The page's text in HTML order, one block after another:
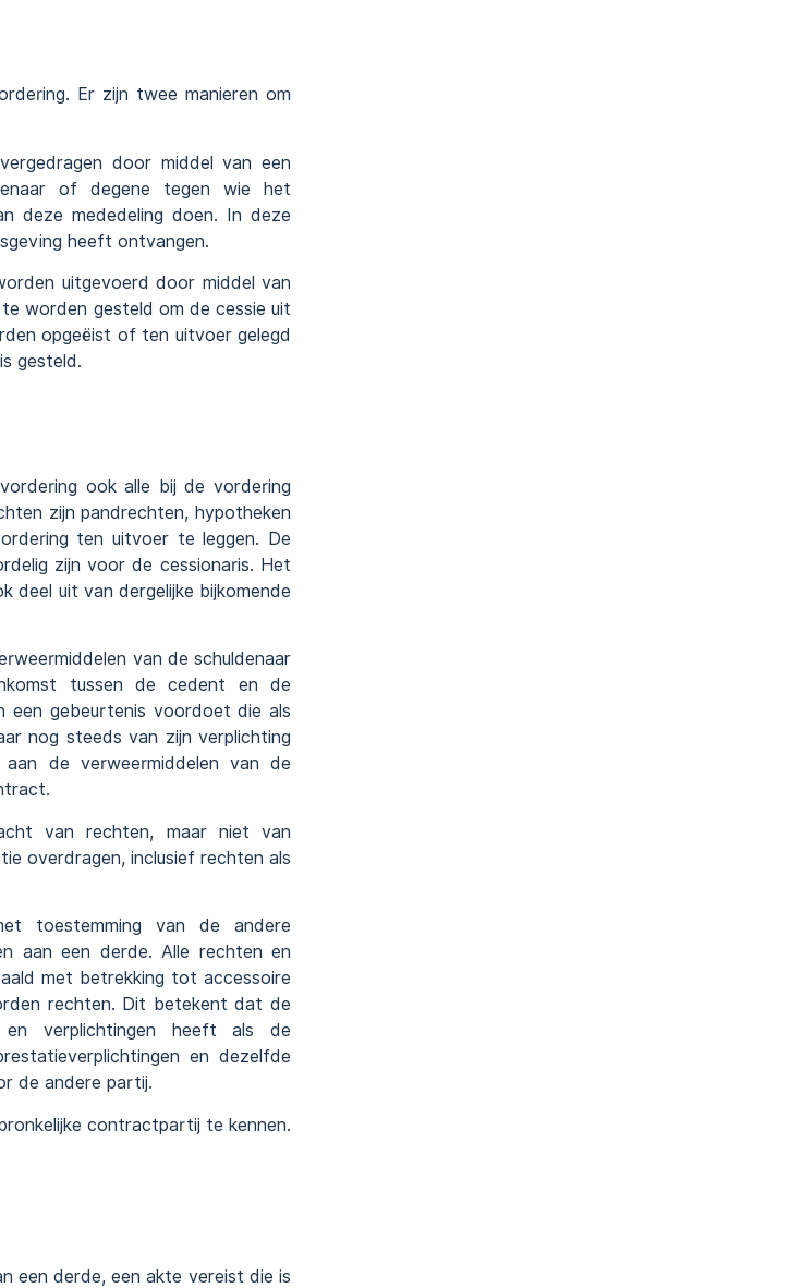
Er zijn twee manieren om
door middel van een
of degene tegen wie het
deze mededeling doen. In deze
heeft ontvangen.
uitgevoerd door middel van
worden gesteld om de cessie uit
opgeëist of ten uitvoer gelegd
gesteld.
ook alle bij de vordering
zijn pandrechten, hypotheken
ten uitvoer te leggen. De
zijn voor de cessionaris. Het
deel uit van dergelijke bijkomende
van de schuldenaar
tussen de cedent en de
een gebeurtenis voordoet die als
nog steeds van zijn verplichting
de verweermiddelen van de
van rechten, maar niet van
overdragen, inclusief rechten als
toestemming van de andere
aan een derde. Alle rechten en
met betrekking tot accessoire
rechten. Dit betekent dat de
verplichtingen heeft als de
en dezelfde
de andere partij.
contractpartij te kennen.
een derde, een akte vereist die is